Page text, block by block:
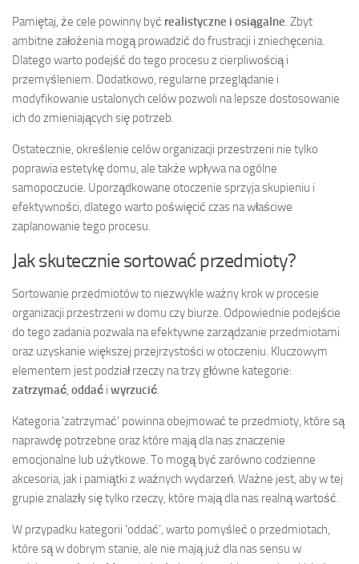
Pamiętaj, że cele powinny być realistyczne i osiągalne. Zbyt
ambitne założenia mogą prowadzić do frustracji i zniechęcenia.
Dlatego warto podejść do tego procesu z cierpliwością i
przemyśleniem. Dodatkowo, regularne przeglądanie i
modyfikowanie ustalonych celów pozwoli na lepsze dostosowanie
ich do zmieniających się potrzeb.
Ostatecznie, określenie celów organizacji przestrzeni nie tylko
poprawia estetykę domu, ale także wpływa na ogólne
samopoczucie. Uporządkowane otoczenie sprzyja skupieniu i
efektywności, dlatego warto poświęcić czas na właściwe
zaplanowanie tego procesu.
Jak skutecznie sortować przedmioty?
Sortowanie przedmiotów to niezwykle ważny krok w procesie
organizacji przestrzeni w domu czy biurze. Odpowiednie podejście
do tego zadania pozwala na efektywne zarządzanie przedmiotami
oraz uzyskanie większej przejrzystości w otoczeniu. Kluczowym
elementem jest podział rzeczy na trzy główne kategorie:
zatrzymać, oddać i wyrzucić.
Kategoria 'zatrzymać’ powinna obejmować te przedmioty, które są
naprawdę potrzebne oraz które mają dla nas znaczenie
emocjonalne lub użytkowe. To mogą być zarówno codzienne
akcesoria, jak i pamiątki z ważnych wydarzeń. Ważne jest, aby w tej
grupie znalazły się tylko rzeczy, które mają dla nas realną wartość.
W przypadku kategorii 'oddać’, warto pomyśleć o przedmiotach,
które są w dobrym stanie, ale nie mają już dla nas sensu w